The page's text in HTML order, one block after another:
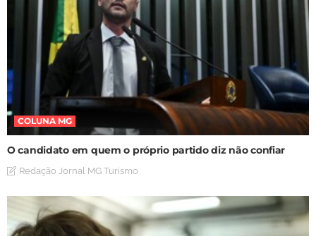
COLUNA MG
O candidato em quem o próprio partido diz não confiar
Redação Jornal MG Turismo